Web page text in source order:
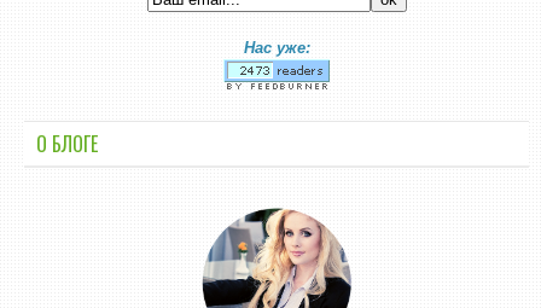
Нас уже:
О БЛОГЕ